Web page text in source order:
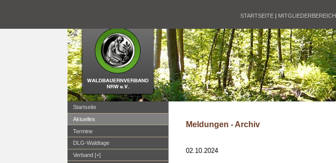
STARTSEITE | MITGLIEDERBEREICH
Startseite
Aktuelles
Termine
DLG-Waldtage
Verband [+]
Meldungen - Archiv
02.10.2024